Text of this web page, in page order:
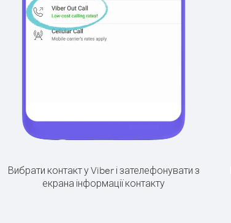
Вибрати контакт у Viber і зателефонувати з
екрана інформації контакту